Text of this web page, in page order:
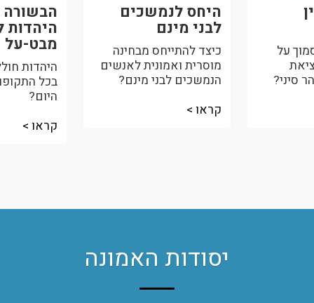
על
סיני?
היחס לנמשכים
לבני מינם
כיצד להתייחס מבחינה
מוסרית ואמונית לאנשים
הנמשכים לבני מינם?
קראו >
היהדות
מבט-על
היהדות
בכל
היום?
קראו >
יסודות האמונה